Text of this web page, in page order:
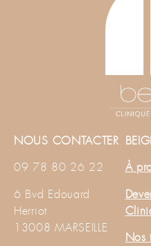
NOUS CONTACTER
09 78 80 26 22
6 Bvd Edouard
Herriot
13008 MARSEILLE
À
Nos